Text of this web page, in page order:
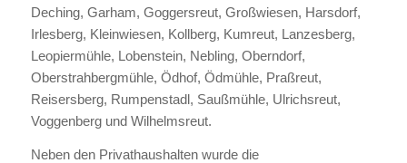
Deching, Garham, Goggersreut, Großwiesen, Harsdorf,
Irlesberg, Kleinwiesen, Kollberg, Kumreut, Lanzesberg,
Leopiermühle, Lobenstein, Nebling, Oberndorf,
Oberstrahbergmühle, Ödhof, Ödmühle, Praßreut,
Reisersberg, Rumpenstadl, Saußmühle, Ulrichsreut,
Voggenberg und Wilhelmsreut.
Neben den Privathaushalten wurde die